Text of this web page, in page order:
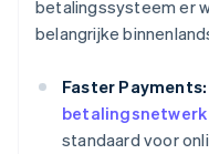
betalingssysteem er
belangrijke
Faster Payments:
betalingsnetwerk
standaard voor